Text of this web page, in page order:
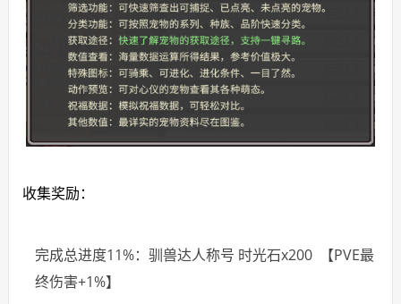
收集奖励：
完成总进度11%：驯兽达人称号 时光石x200 【PVE最
终伤害+1%】